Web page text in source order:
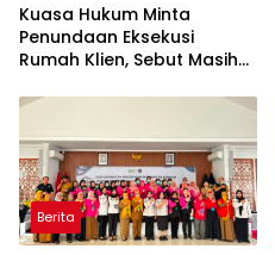
Kuasa Hukum Minta
Penundaan Eksekusi
Rumah Klien, Sebut Masih
Hukum yang Berjalan
Berita